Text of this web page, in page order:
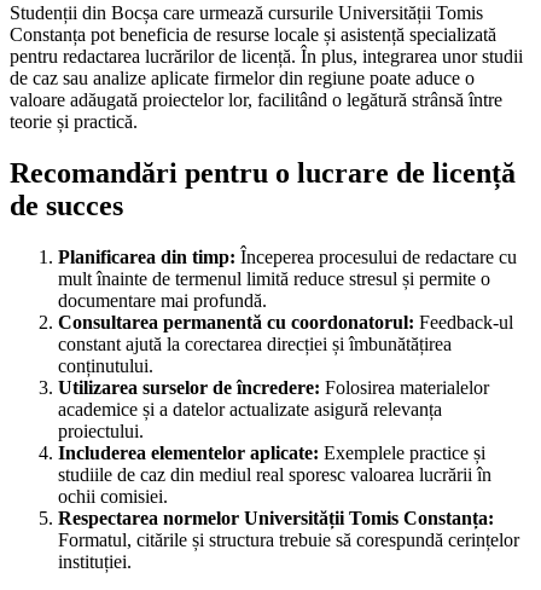
Studenții din Bocșa care urmează cursurile Universității Tomis
Constanța pot beneficia de resurse locale și asistență specializată
pentru redactarea lucrărilor de licență. În plus, integrarea unor studii
de caz sau analize aplicate firmelor din regiune poate aduce o
valoare adăugată proiectelor lor, facilitând o legătură strânsă între
teorie și practică.
Recomandări pentru o lucrare de licență
de succes
Planificarea din timp: Începerea procesului de redactare cu
mult înainte de termenul limită reduce stresul și permite o
documentare mai profundă.
Consultarea permanentă cu coordonatorul: Feedback-ul
constant ajută la corectarea direcției și îmbunătățirea
conținutului.
Utilizarea surselor de încredere: Folosirea materialelor
academice și a datelor actualizate asigură relevanța
proiectului.
Includerea elementelor aplicate: Exemplele practice și
studiile de caz din mediul real sporesc valoarea lucrării în
ochii comisiei.
Respectarea normelor Universității Tomis Constanța:
Formatul, citările și structura trebuie să corespundă cerințelor
instituției.